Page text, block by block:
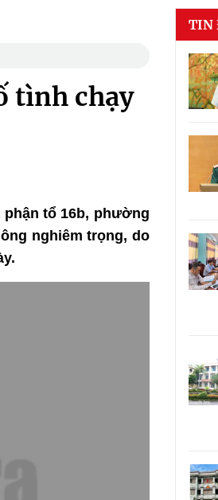
tình chạy
tổ 16b, phường
nghiêm trọng, do
TIN